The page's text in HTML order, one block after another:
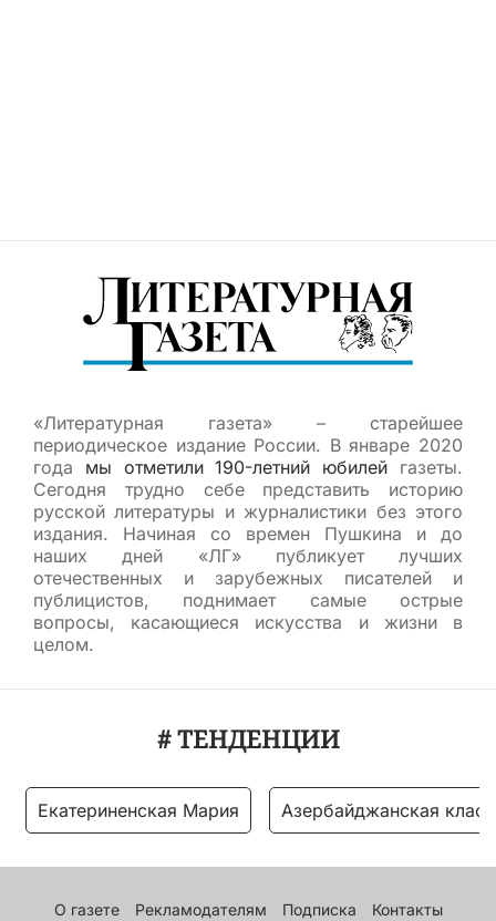
«Литературная газета» – старейшее
периодическое издание России. В январе 2020
года мы отметили 190-летний юбилей газеты.
Сегодня трудно себе представить историю
русской литературы и журналистики без этого
издания. Начиная со времен Пушкина и до
наших дней «ЛГ» публикует лучших
отечественных и зарубежных писателей и
публицистов, поднимает самые острые
вопросы, касающиеся искусства и жизни в
целом.
# ТЕНДЕНЦИИ
Екатериненская Мария Азербайджанская
О газете Рекламодателям Подписка Контакты